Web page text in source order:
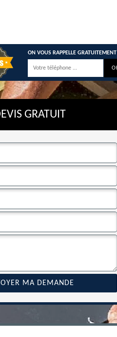
ON VOUS RAPPELLE GRATUITEMENT
GRATUIT